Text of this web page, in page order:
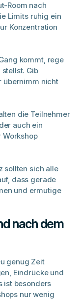
Room nach
Limits ruhig ein
Konzentration
kommt, rege
stellst. Gib
übernimm nicht
die Teilnehmer
auch ein
Workshop
sollten sich alle
dass gerade
und ermutige
nach dem
genug Zeit
Eindrücke und
ist besonders
nur wenig